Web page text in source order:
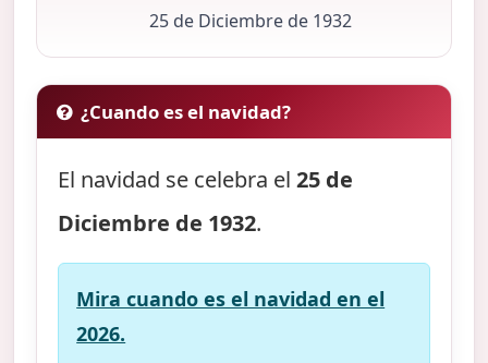
25 de Diciembre de 1932
¿Cuando es el navidad?
El navidad se celebra el25 de
Diciembre de 1932.
Mira cuando es el navidad en el
2026.